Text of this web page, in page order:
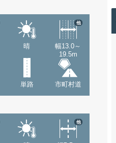
晴
幅13.0～
19.5m
他
単路 市町村道
他